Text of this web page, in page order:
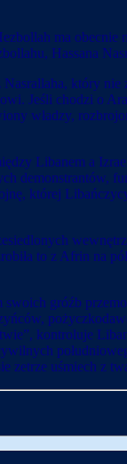
ma obecnie
Hassana
który nie
Jeśli chodzi o
władzy,
Libanem a
demonstrantów,
której
to z Afrin na
swoich gróźb
kontroluje
zetrze uśmiech z